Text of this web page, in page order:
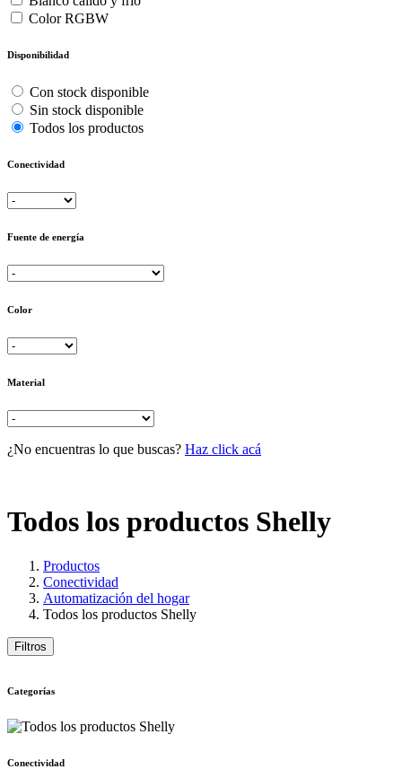
Color RGBW
Disponibilidad
Con stock disponible
Sin stock disponible
Todos los productos
Conectividad
Fuente de energía
Color
Material
¿No encuentras lo que buscas? Haz click acá
Todos los productos Shelly
Productos
Conectividad
Automatización del hogar
Todos los productos Shelly
Filtros
Categorías
Conectividad